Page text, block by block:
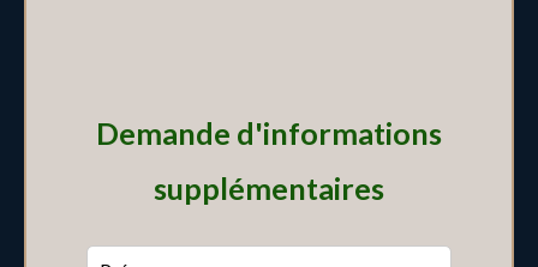
Demande d'informations
supplémentaires